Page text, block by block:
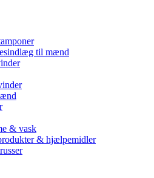
til mænd
& vask
& hjælpemidler